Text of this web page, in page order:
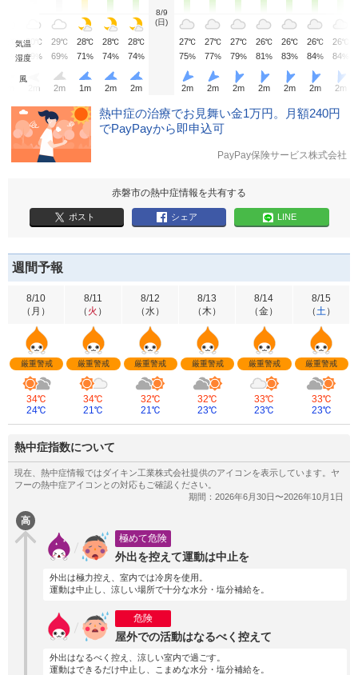
8/9
(日)
気温
℃ 30 ℃ 29℃ 28℃ 28℃ 28℃ 27℃ 27℃ 27℃ 26℃ 26℃ 26℃ 26℃
湿度
% 59 % 69% 71% 74% 74% 75% 77% 79% 81% 83% 84% 84%
風
m 2m 1m 2m 2m 2m 2m 2m 2m 2m 2m 2m
熱中症の治療でお見舞い金1万円。月額240円
でPayPayから即申込可
PayPay保険サービス株式会社
赤磐市の熱中症情報を共有する
ポスト シェア LINE
週間予報
8/10
（ 月 ）
厳重警戒
34℃
24℃
8/11
（ 火 ）
厳重警戒
34℃
21℃
8/12
（水）
厳重警戒
32℃
21℃
8/13
（木）
厳重警戒
32℃
23℃
8/14
（金）
厳重警戒
33℃
23℃
8/15
（土）
厳重警戒
33℃
23℃
熱中症指数について
高
極めて危険
外出を控えて運動は中止を
外出は極力控え、室内では冷房を使用。
運動は中止し、涼しい場所で十分な水分・塩分補給を。
危険
屋外での活動はなるべく控えて
外出はなるべく控え、涼しい室内で過ごす。
運動はできるだけ中止し、こまめな水分・塩分補給を。